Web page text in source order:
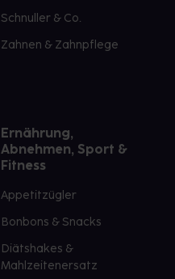
Schnuller & Co.
Zahnen & Zahnpflege
Ernährung,
Abnehmen, Sport &
Fitness
Appetitzügler
Bonbons & Snacks
Diätshakes &
Mahlzeitenersatz